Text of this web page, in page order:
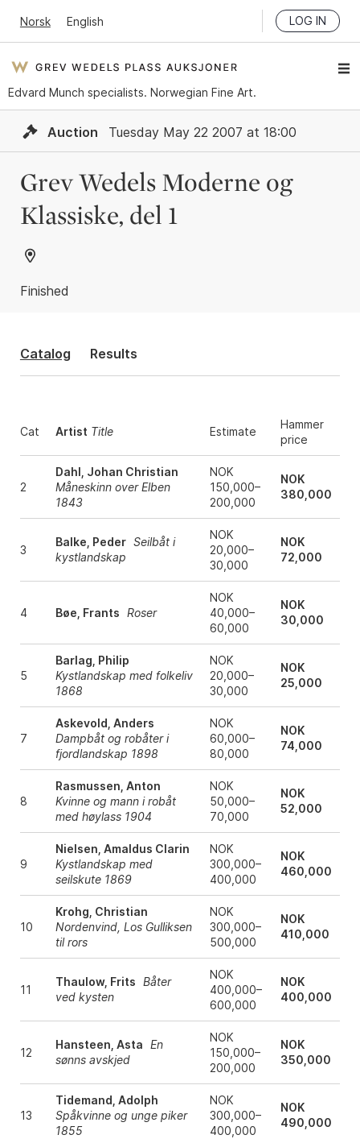
Norsk English LOG IN
Edvard Munch specialists. Norwegian Fine Art.
Auction Tuesday May 22 2007 at 18:00
Grev Wedels Moderne og
Klassiske, del 1
Finished
Catalog Results
Cat Artist Title Estimate
Hammer
price
2
Dahl, Johan Christian
Måneskinn over Elben
1843
NOK
150,000–
200,000
NOK
380,000
3
Balke, Peder Seilbåt i
kystlandskap
NOK
20,000–
30,000
NOK
72,000
4 Bøe, Frants Roser
NOK
40,000–
60,000
NOK
30,000
5
Barlag, Philip
Kystlandskap med folkeliv
1868
NOK
20,000–
30,000
NOK
25,000
7
Askevold, Anders
Dampbåt og robåter i
fjordlandskap 1898
NOK
60,000–
80,000
NOK
74,000
8
Rasmussen, Anton
Kvinne og mann i robåt
med høylass 1904
NOK
50,000–
70,000
NOK
52,000
9
Nielsen, Amaldus Clarin
Kystlandskap med
seilskute 1869
NOK
300,000–
400,000
NOK
460,000
10
Krohg, Christian
Nordenvind, Los Gulliksen
til rors
NOK
300,000–
500,000
NOK
410,000
11
Thaulow, Frits Båter
ved kysten
NOK
400,000–
600,000
NOK
400,000
12
Hansteen, Asta En
sønns avskjed
NOK
150,000–
200,000
NOK
350,000
13
Tidemand, Adolph
Spåkvinne og unge piker
1855
NOK
300,000–
400,000
NOK
490,000